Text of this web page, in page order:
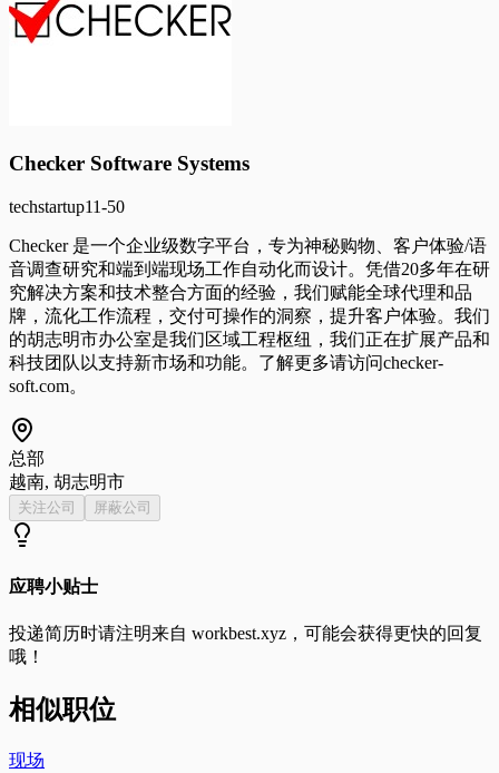
Checker Software Systems
techstartup11-50
Checker 是一个企业级数字平台，专为神秘购物、客户体验/语
音调查研究和端到端现场工作自动化而设计。凭借20多年在研
究解决方案和技术整合方面的经验，我们赋能全球代理和品
牌，流化工作流程，交付可操作的洞察，提升客户体验。我们
的胡志明市办公室是我们区域工程枢纽，我们正在扩展产品和
科技团队以支持新市场和功能。了解更多请访问checker-
soft.com。
总部
越南, 胡志明市
关注公司 屏蔽公司
应聘小贴士
投递简历时请注明来自 workbest.xyz ，可能会获得更快的回复
哦！
相似职位
现场